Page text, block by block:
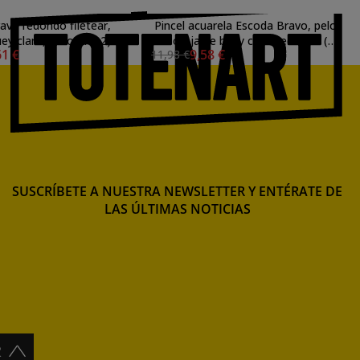
redondo filetear,
claro, Escoda (n2)
corto
€
Pincel acuarela Escoda Bravo, pelo
de oreja de buey claro redondo (n
10)
11,98 €9,58 €
SUSCRÍBETE A NUESTRA NEWSLETTER Y ENTÉRATE DE
LAS ÚLTIMAS NOTICIAS